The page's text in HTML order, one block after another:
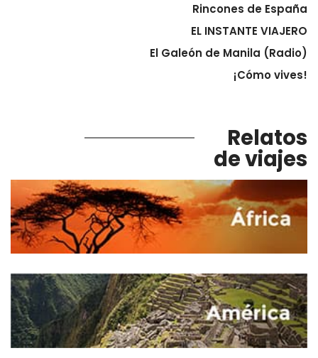
Rincones de España
EL INSTANTE VIAJERO
El Galeón de Manila (Radio)
¡Cómo vives!
Relatos
de viajes